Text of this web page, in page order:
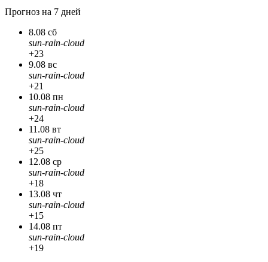
Прогноз на 7 дней
8.08 сб
sun-rain-cloud
+23
9.08 вс
sun-rain-cloud
+21
10.08 пн
sun-rain-cloud
+24
11.08 вт
sun-rain-cloud
+25
12.08 ср
sun-rain-cloud
+18
13.08 чт
sun-rain-cloud
+15
14.08 пт
sun-rain-cloud
+19